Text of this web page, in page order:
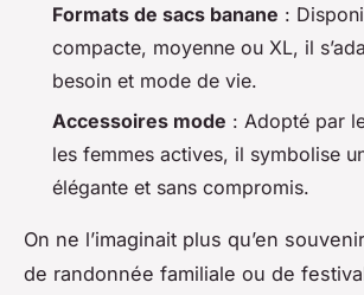
Formats de sacs banane :
compacte, moyenne ou XL, il
besoin et mode de vie.
Accessoires mode : Adopté par
les femmes actives, il symbolise
élégante et sans compromis.
On ne l’imaginait plus qu’en
de randonnée familiale ou de